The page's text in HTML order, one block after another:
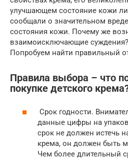
улучшающем состояние кожи
сообщали о значительном
состояния кожи. Почему же
взаимоисключающие
Попробуем найти правильный
Правила выбора – что
покупке детского
Срок годности.
данные цифры на
срок не должен истечь
крема, он должен быть
Чем более длительный